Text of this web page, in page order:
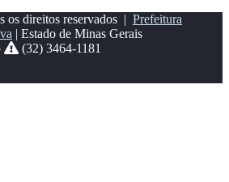
direitos reservados | Prefeitura
| Estado de Minas Gerais
(32) 3464-1181